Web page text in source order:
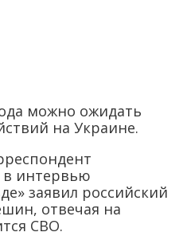
можно ожидать
на Украине.
в интервью
заявил российский
отвечая на
СВО.